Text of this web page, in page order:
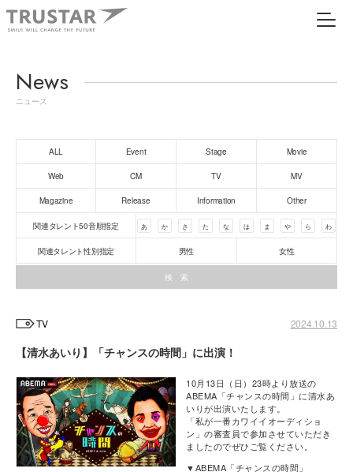
News
ニュース
ALL Event Stage Movie
Web CM TV MV
Magazine Release Information Other
関連タレント50音順指定 あ か さ た な は ま や ら わ
関連タレント性別指定 男性 女性
TV 2024.10.13
【清水あいり】「チャンスの時間」に出演！
10月13日（日）23時より放送の
ABEMA「チャンスの時間」に清水あ
いりが出演いたします。
「私が一番カワイイオーディショ
ン」の審査員で参加させていただき
ましたのでぜひご覧ください。
▼ABEMA「チャンスの時間」